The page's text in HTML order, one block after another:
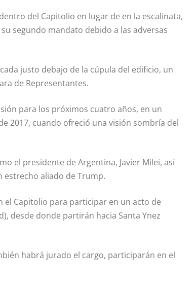
del Capitolio en lugar de en la escalinata,
segundo mandato debido a las adversas
justo debajo de la cúpula del edificio, un
de Representantes.
para los próximos cuatro años, en un
2017, cuando ofreció una visión sombría del
el presidente de Argentina, Javier Milei, así
estrecho aliado de Trump.
el Capitolio para participar en un acto de
desde donde partirán hacia Santa Ynez
habrá jurado el cargo, participarán en el